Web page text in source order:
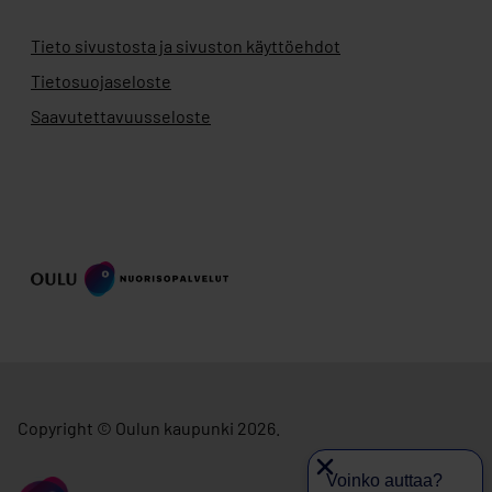
Tieto sivustosta ja sivuston käyttöehdot
Tietosuojaseloste
Saavutettavuusseloste
Copyright © Oulun kaupunki 2026.
Voinko auttaa?